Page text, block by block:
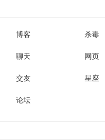
博客 杀毒
聊天 网页
交友 星座
论坛